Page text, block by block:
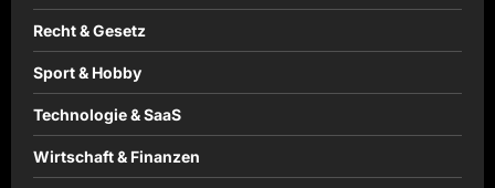
Recht & Gesetz
Sport & Hobby
Technologie & SaaS
Wirtschaft & Finanzen